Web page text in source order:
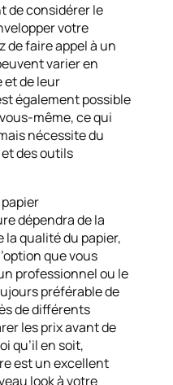
de considérer le
votre
de faire appel à un
varier en
et de leur
également possible
même, ce qui
nécessite du
des outils
dépendra de la
la qualité du papier,
que vous
professionnel ou le
préférable de
de différents
les prix avant de
qu’il en soit,
est un excellent
look à votre